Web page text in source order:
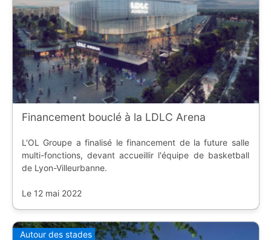
Financement bouclé à la LDLC Arena
L'OL Groupe a finalisé le financement de la future salle
multi-fonctions, devant accueillir l'équipe de basketball
de Lyon-Villeurbanne.
Le 12 mai 2022
Autour des stades